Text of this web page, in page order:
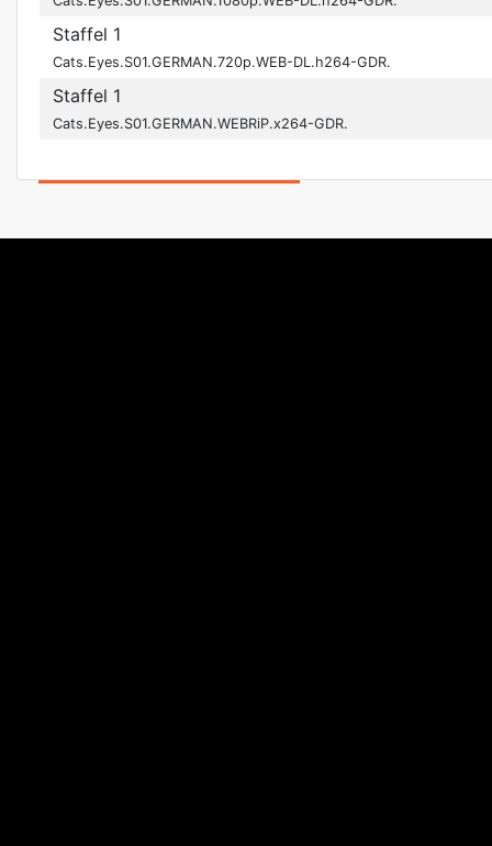
Staffel 1
Cats.Eyes.S01.GERMAN.720p.WEB-DL.h264-GDR.
Staffel 1
Cats.Eyes.S01.GERMAN.WEBRiP.x264-GDR.